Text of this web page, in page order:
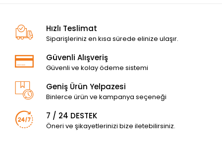
Hızlı Teslimat
Siparişleriniz en kısa sürede elinize ulaşır.
Güvenli Alışveriş
Güvenli ve kolay ödeme sistemi
Geniş Ürün Yelpazesi
Binlerce ürün ve kampanya seçeneği
7 / 24 DESTEK
Öneri ve şikayetlerinizi bize iletebilirsiniz.